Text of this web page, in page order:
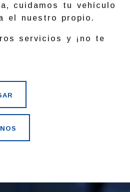
cuidamos tu vehículo
el nuestro propio.
servicios y ¡no te